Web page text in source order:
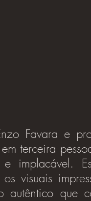
Favara e
terceira
implacável.
visuais
autêntico que